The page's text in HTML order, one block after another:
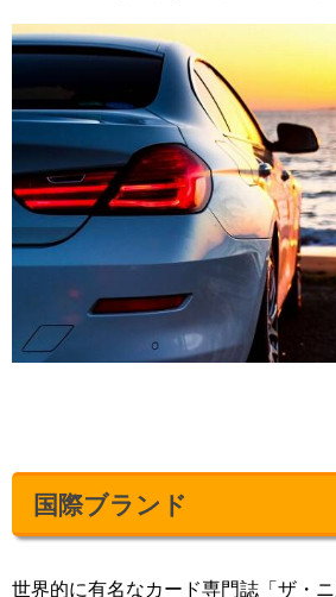
国際ブランド
世界的に有名なカード専門誌「ザ・ニ